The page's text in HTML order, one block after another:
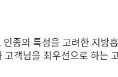
종의 특성을 고려한 지방
객님을 최우선으로 하는